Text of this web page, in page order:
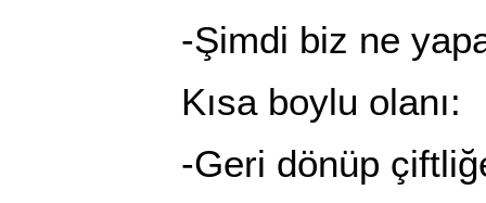
-Şimdi biz ne
Kısa boylu olanı:
-Geri dönüp çiftliğe